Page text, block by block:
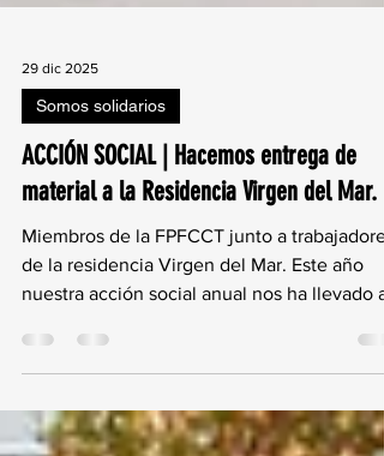
29 dic 2025
Somos solidarios
ACCIÓN SOCIAL | Hacemos entrega de
material a la Residencia Virgen del Mar.
Miembros de la FPFCCT junto a trabajadores
nuestra acción social anual nos ha llevado a
la Residencia Virgen del Mar, donde hemos
entregado juegos de mesa para la activación
cognitiva y hemos disfrutado de una